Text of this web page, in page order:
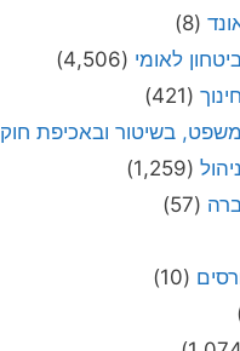
(8)
לאומי (4,506)
(421)
בשיטור ובאכיפת חוק
(1,259)
(57)
(10)